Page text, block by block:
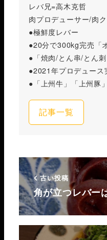
レバ兄=高木克哲
肉プロデューサー/肉
●極鮮度レバー
●20分で300kg完売「
●「焼肉/とん串/とん
●2021年プロデュース
●「上州牛」「上州豚
記事一覧
古い投稿
角が立つレバー